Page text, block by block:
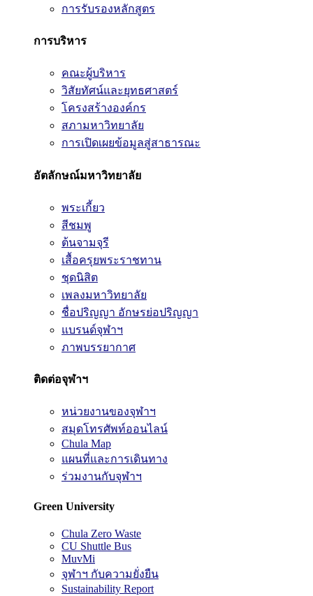
การรับรองหลักสูตร
การบริหาร
คณะผู้บริหาร
วิสัยทัศน์และยุทธศาสตร์
โครงสร้างองค์กร
สภามหาวิทยาลัย
การเปิดเผยข้อมูลสู่สาธารณะ
อัตลักษณ์มหาวิทยาลัย
พระเกี้ยว
สีชมพู
ต้นจามจุรี
เสื้อครุยพระราชทาน
ชุดนิสิต
เพลงมหาวิทยาลัย
ชื่อปริญญา อักษรย่อปริญญา
แบรนด์จุฬาฯ
ภาพบรรยากาศ
ติดต่อจุฬาฯ
หน่วยงานของจุฬาฯ
สมุดโทรศัพท์ออนไลน์
Chula Map
แผนที่และการเดินทาง
ร่วมงานกับจุฬาฯ
Green University
Chula Zero Waste
CU Shuttle Bus
MuvMi
จุฬาฯ กับความยั่งยืน
Sustainability Report